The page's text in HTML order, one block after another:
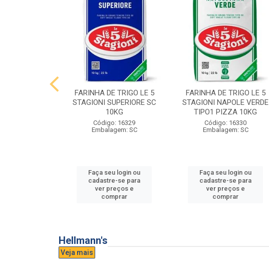
FARINHA DE TRIGO LE 5
STAGIONI SUPERIORE SC
10KG
Código: 16329
Embalagem: SC
Faça seu login ou
cadastre-se para
ver preços e
comprar
FARINHA DE TRIGO LE 5
STAGIONI NAPOLE VERDE
TIPO1 PIZZA 10KG
Código: 16330
Embalagem: SC
Faça seu login ou
cadastre-se para
ver preços e
comprar
Hellmann's
Veja mais